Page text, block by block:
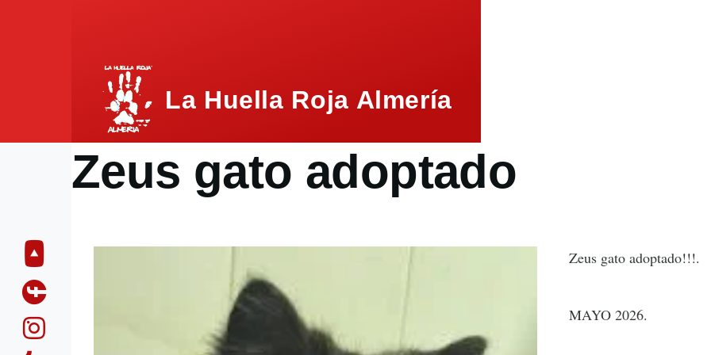
La Huella Roja Almería
Zeus gato adoptado
Zeus gato adoptado!!!.
MAYO 2026.